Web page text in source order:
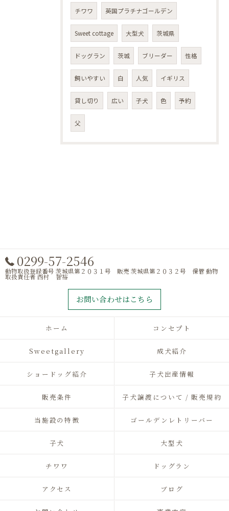
チワワ 英国プラチナゴールデン
Sweet cottage 大型犬 茨城県
ドッグラン 茨城 ブリーダー 性格
飼いやすい 白 人気 イギリス
貸し切り 広い 子犬 色 予約
父
0299-57-2546
動物取扱登録番号 茨城県第２０３１号 販売 茨城県第２０３２号 保管 動物
取扱責任者 西村 智裕
お問い合わせはこちら
ホーム コンセプト
Sweetgallery 成犬紹介
ショードッグ紹介 子犬出産情報
販売条件 子犬譲渡について / 販売規約
当施設の特徴 ゴールデンレトリーバー
子犬 大型犬
チワワ ドッグラン
アクセス ブログ